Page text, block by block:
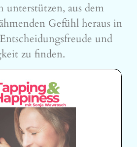
unterstützen, aus dem
Gefühl heraus in
und
zu finden.